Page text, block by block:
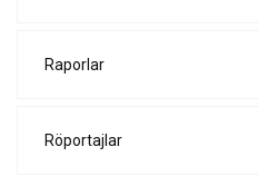
Raporlar
Röportajlar